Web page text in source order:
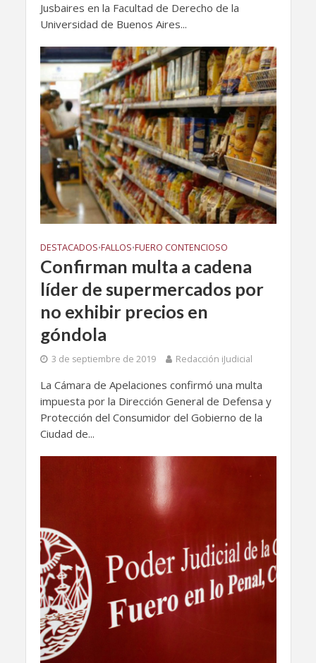
Jusbaires en la Facultad de Derecho de la
Universidad de Buenos Aires...
DESTACADOS•FALLOS•FUERO CONTENCIOSO
Confirman multa a cadena
líder de supermercados por
no exhibir precios en
góndola
3 de septiembre de 2019 Redacción iJudicial
La Cámara de Apelaciones confirmó una multa
impuesta por la Dirección General de Defensa y
Protección del Consumidor del Gobierno de la
Ciudad de...